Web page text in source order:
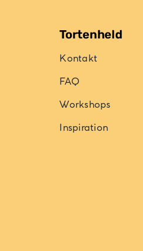
Tortenheld
Kontakt
FAQ
Workshops
Inspiration